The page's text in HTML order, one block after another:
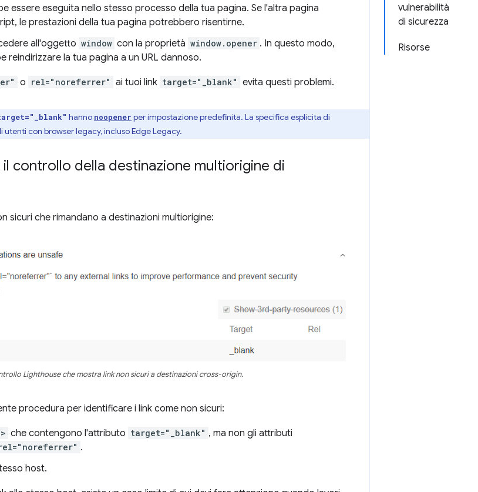
vulnerabilità
di sicurezza
Risorse
essere eseguita nello stesso processo della tua pagina. Se l'altra pagina
le prestazioni della tua pagina potrebbero risentirne.
all'oggetto window con la proprietà window.opener . In questo modo,
reindirizzare la tua pagina a un URL dannoso.
o rel="noreferrer" ai tuoi link target="_blank" evita questi problemi.
hanno noopener per impostazione predefinita. La specifica esplicita di
con browser legacy, incluso Edge Legacy.
controllo della destinazione multiorigine di
sicuri che rimandano a destinazioni multiorigine:
Lighthouse che mostra link non sicuri a destinazioni cross-origin.
procedura per identificare i link come non sicuri:
che contengono l'attributo target="_blank" , ma non gli attributi
.
host.